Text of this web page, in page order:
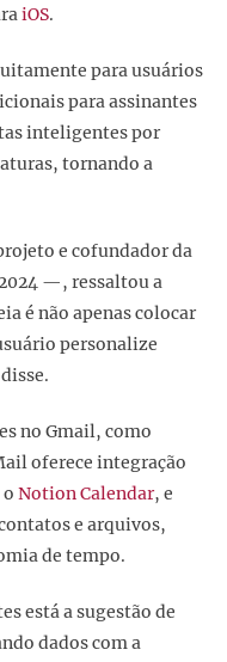
iOS.
para usuários
para assinantes
inteligentes por
tornando a
e cofundador da
—, ressaltou a
é não apenas colocar
personalize
no Gmail, como
oferece integração
Notion Calendar, e
e arquivos,
de tempo.
está a sugestão de
dados com a